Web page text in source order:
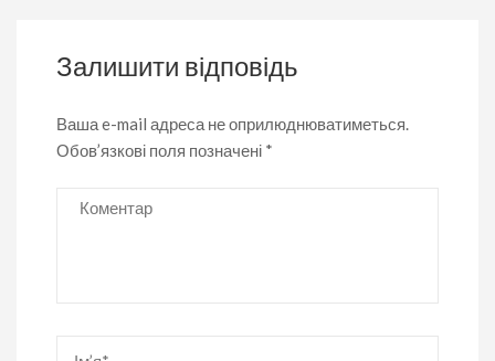
Залишити відповідь
Ваша e-mail адреса не оприлюднюватиметься.
Обов’язкові поля позначені *
Коментар